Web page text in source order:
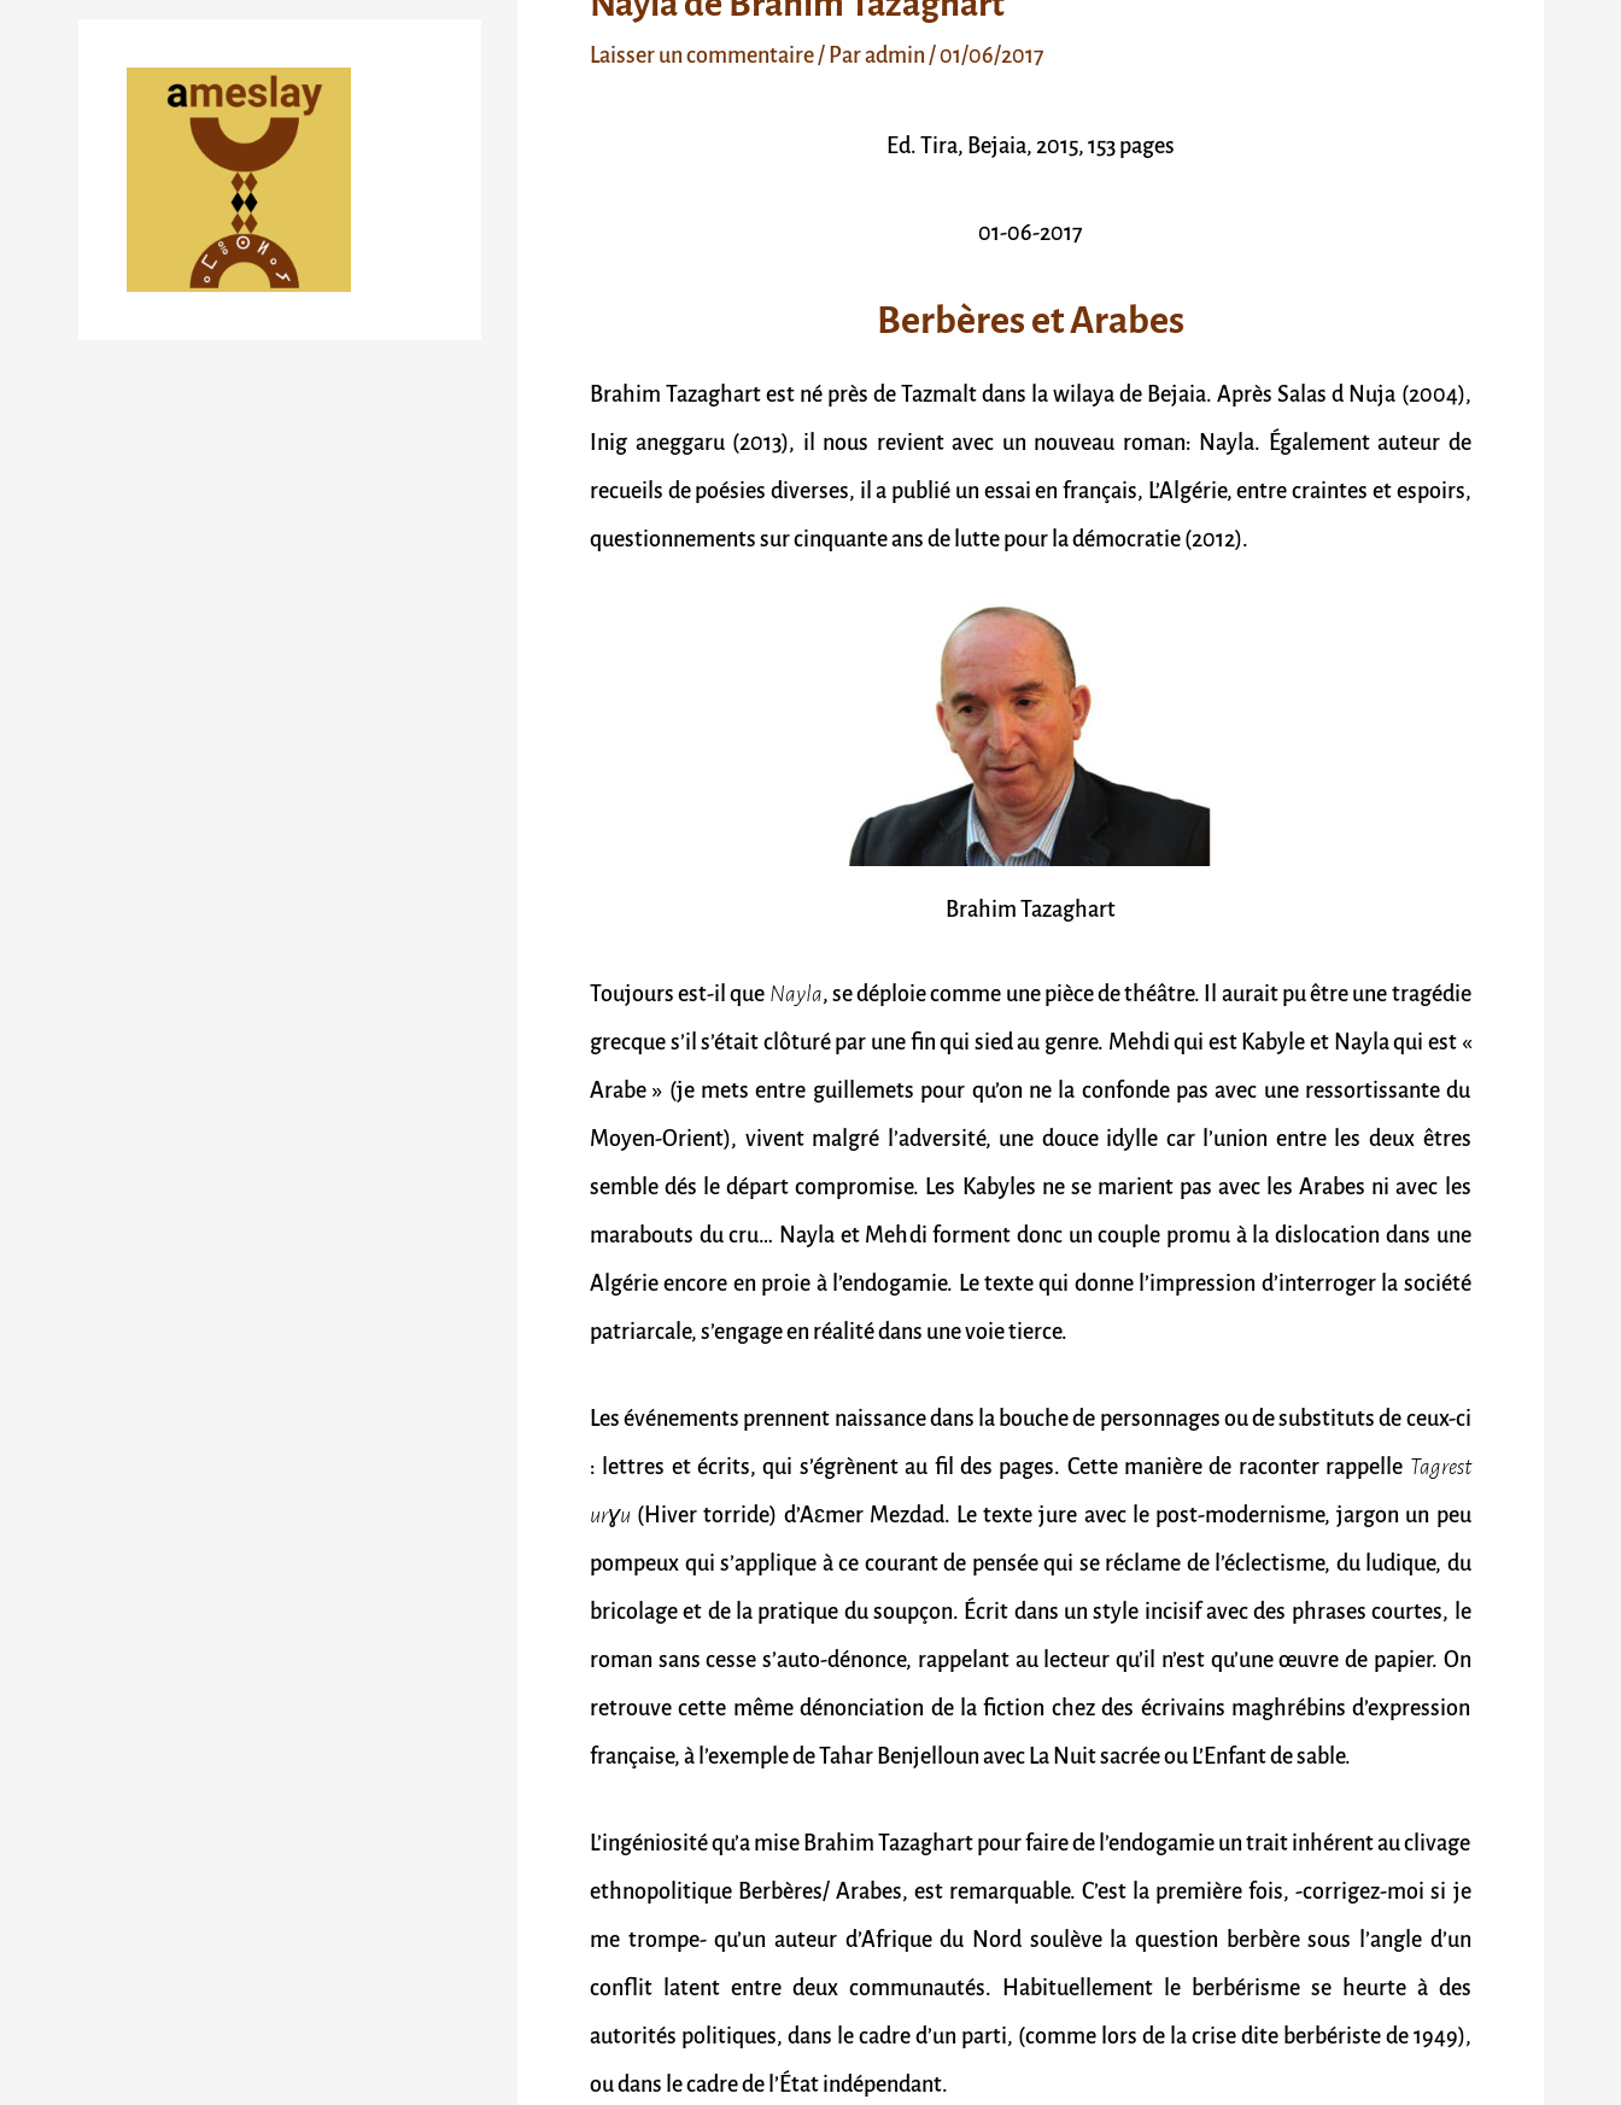
Laisser un commentaire / Paradmin /01/06/2017
Ed. Tira, Bejaia, 2015, 153 pages
01-06-2017
Berbères et Arabes
Brahim Tazaghart est né près de Tazmalt dans la wilaya de Bejaia. Après Salas d Nuja (2004),
Inig aneggaru (2013), il nous revient avec un nouveau roman: Nayla. Également auteur de
recueils de poésies diverses, il a publié un essai en français, L’Algérie, entre craintes et espoirs,
questionnements sur cinquante ans de lutte pour la démocratie (2012).
Brahim Tazaghart
Toujours est-il que Nayla, se déploie comme une pièce de théâtre. Il aurait pu être une tragédie
grecque s’il s’était clôturé par une fin qui sied au genre. Mehdi qui est Kabyle et Nayla qui est «
Arabe » (je mets entre guillemets pour qu’on ne la confonde pas avec une ressortissante du
Moyen-Orient), vivent malgré l’adversité, une douce idylle car l’union entre les deux êtres
semble dés le départ compromise. Les Kabyles ne se marient pas avec les Arabes ni avec les
marabouts du cru… Nayla et Mehdi forment donc un couple promu à la dislocation dans une
Algérie encore en proie à l’endogamie. Le texte qui donne l’impression d’interroger la société
patriarcale, s’engage en réalité dans une voie tierce.
Les événements prennent naissance dans la bouche de personnages ou de substituts de ceux-ci
: lettres et écrits, qui s’égrènent au fil des pages. Cette manière de raconter rappelle Tagrest
urɣu (Hiver torride) d’Aɛmer Mezdad. Le texte jure avec le post-modernisme, jargon un peu
pompeux qui s’applique à ce courant de pensée qui se réclame de l’éclectisme, du ludique, du
bricolage et de la pratique du soupçon. Écrit dans un style incisif avec des phrases courtes, le
roman sans cesse s’auto-dénonce, rappelant au lecteur qu’il n’est qu’une œuvre de papier. On
retrouve cette même dénonciation de la fiction chez des écrivains maghrébins d’expression
française, à l’exemple de Tahar Benjelloun avec La Nuit sacrée ou L’Enfant de sable.
L’ingéniosité qu’a mise Brahim Tazaghart pour faire de l’endogamie un trait inhérent au clivage
ethnopolitique Berbères/ Arabes, est remarquable. C’est la première fois, -corrigez-moi si je
me trompe- qu’un auteur d’Afrique du Nord soulève la question berbère sous l’angle d’un
conflit latent entre deux communautés. Habituellement le berbérisme se heurte à des
autorités politiques, dans le cadre d’un parti, (comme lors de la crise dite berbériste de 1949),
ou dans le cadre de l’État indépendant.